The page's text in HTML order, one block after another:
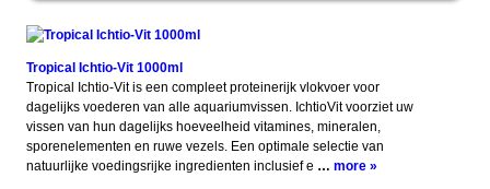
Tropical Ichtio-Vit 1000ml
Tropical Ichtio-Vit is een compleet proteinerijk vlokvoer voor
dagelijks voederen van alle aquariumvissen. IchtioVit voorziet uw
vissen van hun dagelijks hoeveelheid vitamines, mineralen,
sporenelementen en ruwe vezels. Een optimale selectie van
natuurlijke voedingsrijke ingredienten inclusief e … more »